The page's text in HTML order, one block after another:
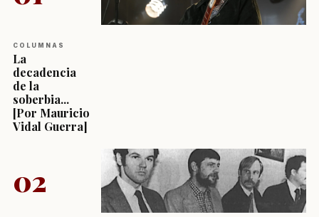
COLUMNAS
La
decadencia
de la
soberbia...
[Por Mauricio
Vidal Guerra]
02